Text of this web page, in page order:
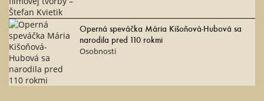
Operná speváčka Mária Kišoňová-Hubová sa
narodila pred 110 rokmi
Osobnosti